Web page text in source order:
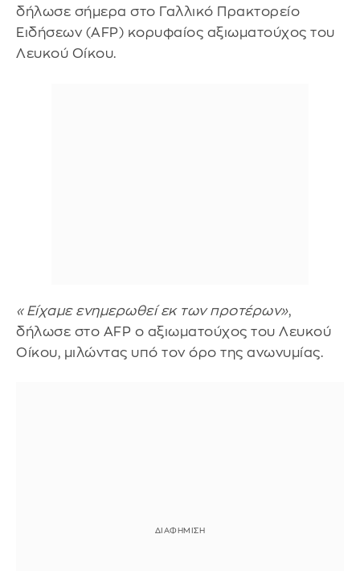
δήλωσε σήμερα στο Γαλλικό Πρακτορείο
Ειδήσεων (AFP) κορυφαίος αξιωματούχος του
Λευκού Οίκου.
«Είχαμε ενημερωθεί εκ των προτέρων»,
δήλωσε στο AFP ο αξιωματούχος του Λευκού
Οίκου, μιλώντας υπό τον όρο της ανωνυμίας.